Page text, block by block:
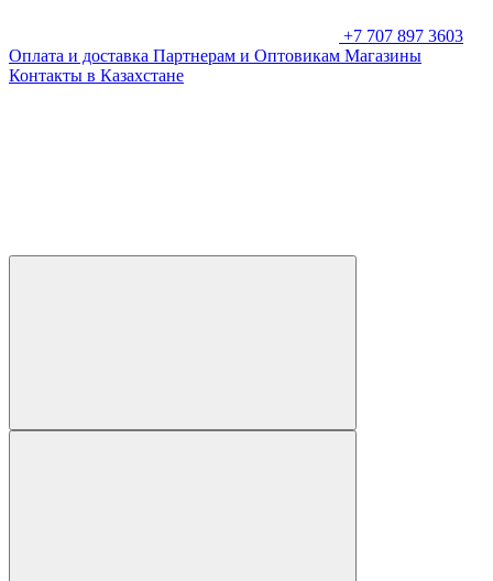
+7 707 897 3603
Оплата и доставка Партнерам и Оптовикам Магазины
Контакты в Казахстане